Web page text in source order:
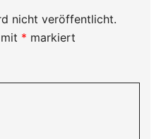
nicht veröffentlicht.
* markiert